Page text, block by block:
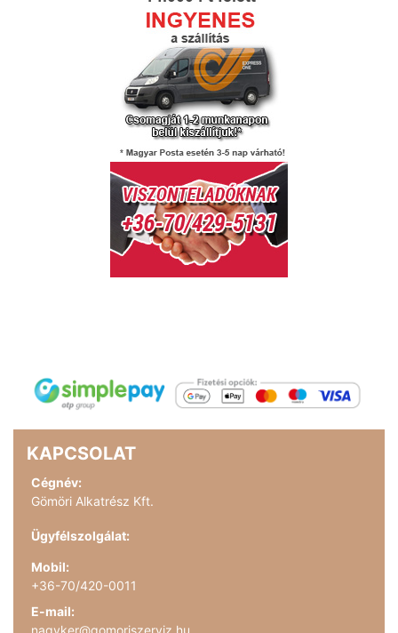
KAPCSOLAT
Cégnév:
Gömöri Alkatrész Kft.
Ügyfélszolgálat:
Mobil:
+36-70/420-0011
E-mail:
nagyker@gomoriszerviz.hu